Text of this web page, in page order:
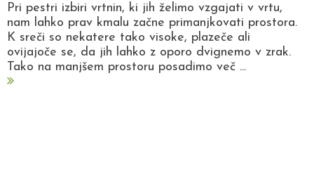
Pri pestri izbiri vrtnin, ki jih želimo vzgajati v vrtu,
nam lahko prav kmalu začne primanjkovati prostora.
K sreči so nekatere tako visoke, plazeče ali
ovijajoče se, da jih lahko z oporo dvignemo v zrak.
Tako na manjšem prostoru posadimo več ...